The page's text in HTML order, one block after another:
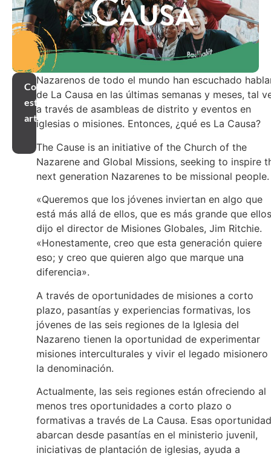
Compartir
este
artículo
Nazarenos de todo el mundo han escuchado
de La Causa en las últimas semanas y meses, tal
a través de asambleas de distrito y eventos en
iglesias o misiones. Entonces, ¿qué es La Causa?
The Cause is an initiative of the Church of the
Nazarene and Global Missions, seeking to inspire
next generation Nazarenes to be missional people.
«Queremos que los jóvenes inviertan en algo que
está más allá de ellos, que es más grande que
dijo el director de Misiones Globales, Jim Ritchie.
«Honestamente, creo que esta generación quiere
eso; y creo que quieren algo que marque una
diferencia».
A través de oportunidades de misiones a corto
plazo, pasantías y experiencias formativas, los
jóvenes de las seis regiones de la Iglesia del
Nazareno tienen la oportunidad de experimentar
misiones interculturales y vivir el legado misionero
la denominación.
Actualmente, las seis regiones están ofreciendo al
menos tres oportunidades a corto plazo o
formativas a través de La Causa. Esas
abarcan desde pasantías en el ministerio juvenil,
iniciativas de plantación de iglesias, ayuda a